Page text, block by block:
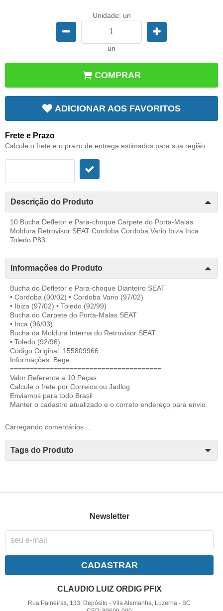
Unidade: un
un
COMPRAR
ADICIONAR AOS FAVORITOS
Frete e Prazo
Calcule o frete e o prazo de entrega estimados para sua região:
Descrição do Produto
10 Bucha Defletor e Para-choque Carpete do Porta-Malas
Moldura Retrovisor SEAT Cordoba Cordoba Vario Ibiza Inca
Toledo P83
Informações do Produto
Bucha do Defletor e Para-choque Dianteiro SEAT
• Cordoba (00/02) • Cordoba Vario (97/02)
• Ibiza (97/02) • Toledo (92/99)
Bucha do Carpete do Porta-Malas SEAT
• Inca (96/03)
Bucha da Moldura Interna do Retrovisor SEAT
• Toledo (92/96)
Código Original: 155809966
Informações: Bege
======================================
Valor Referente a 10 Peças
Calcule o frete por Correios ou Jadlog
Enviamos para todo Brasil
Manter o cadastro atualizado e o correto endereço para envio.
Carregando comentários ...
Tags do Produto
Newsletter
CADASTRAR
CLAUDIO LUIZ ORDIG PFIX
Rua Paineiras, 133, Depósito -Vila Alemanha, Luzerna -SC